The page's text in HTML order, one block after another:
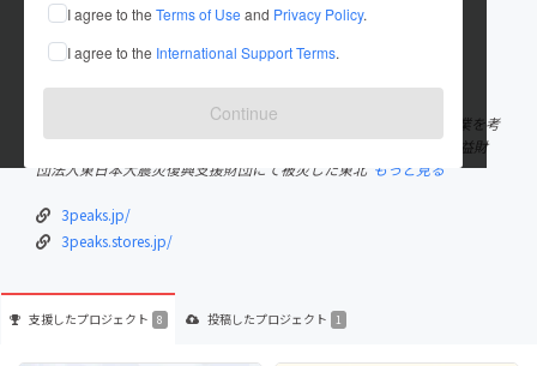
I agree to the Terms of Use and Privacy Policy.
I agree to the International Support Terms.
Continue
これまでに8回支援して1件のプロジェクトを投稿しています
在住国：日本 現在地：岩手県
出身国：日本 出身地：岩手県
及川武宏。岩手県大船渡市出身。 東北地方を活性化するための起業を考
えていた矢先、2011年3月に東日本大震災が発生。同年8月から公益財
団法人東日本大震災復興支援財団にて被災した東北 もっと見る
3peaks.jp/
3peaks.stores.jp/
支援したプロジェクト 8 投稿したプロジェクト 1